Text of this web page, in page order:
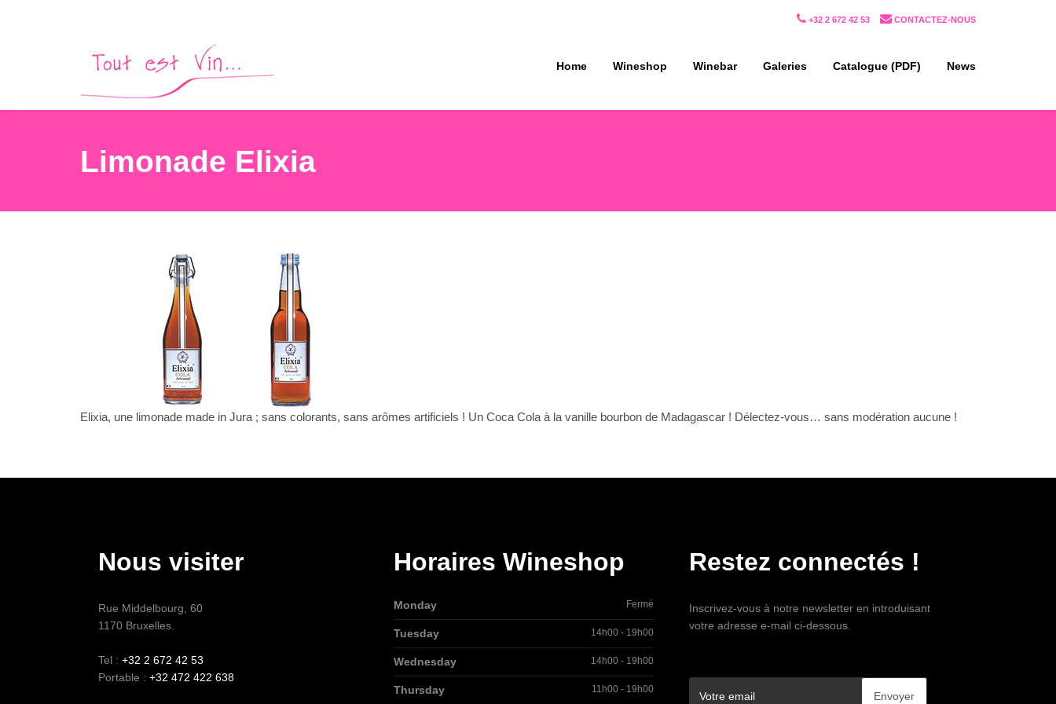
+32 2 672 42 53 CONTACTEZ-NOUS
Home Wineshop Winebar Galeries Catalogue (PDF) News
Limonade Elixia
Elixia, une limonade made in Jura ; sans colorants, sans arômes artificiels ! Un Coca Cola à la vanille bourbon de Madagascar ! Délectez-vous… sans modération aucune !
Nous visiter
Rue Middelbourg, 60
1170 Bruxelles.
Tel : +32 2 672 42 53
Portable : +32 472 422 638
Horaires Wineshop
Monday Fermé
Tuesday 14h00 - 19h00
Wednesday 14h00 - 19h00
Thursday 11h00 - 19h00
Restez connectés !
Inscrivez-vous à notre newsletter en introduisant
votre adresse e-mail ci-dessous.